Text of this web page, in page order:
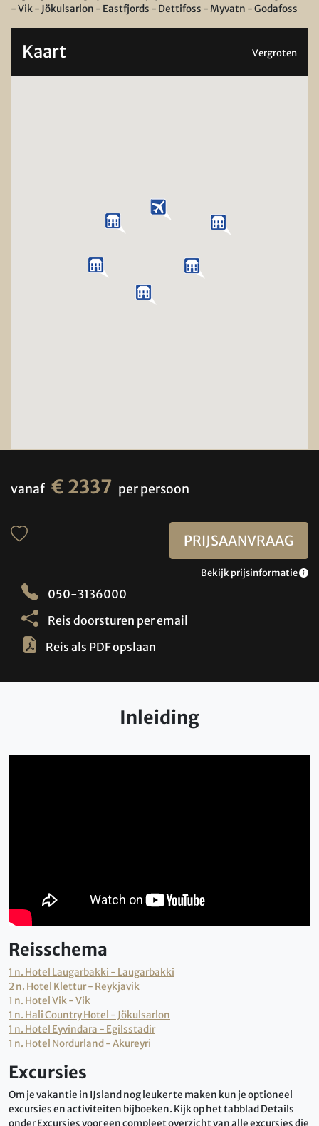
- Vik - Jökulsarlon - Eastfjords - Dettifoss - Myvatn - Godafoss
Kaart Vergroten
vanaf € 2337 per persoon
PRIJSAANVRAAG
Bekijk prijsinformatie
050-3136000
Reis doorsturen per email
Reis als PDF opslaan
Inleiding
Reisschema
1 n. Hotel Laugarbakki - Laugarbakki
2 n. Hotel Klettur - Reykjavik
1 n. Hotel Vik - Vik
1 n. Hali Country Hotel - Jökulsarlon
1 n. Hotel Eyvindara - Egilsstadir
1 n. Hotel Nordurland - Akureyri
Excursies
Om je vakantie in IJsland nog leuker te maken kun je optioneel
excursies en activiteiten bijboeken. Kijk op het tabblad Details
onder Excursies voor een compleet overzicht van alle excursies die